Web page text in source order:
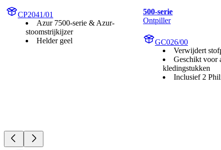
CP2041/01
Azur 7500-serie & Azur-
stoomstrijkijzer
Helder geel
500-serie
Ontpiller
GC026/00
Verwijdert
Geschikt voor
kledingstukken
Inclusief 2